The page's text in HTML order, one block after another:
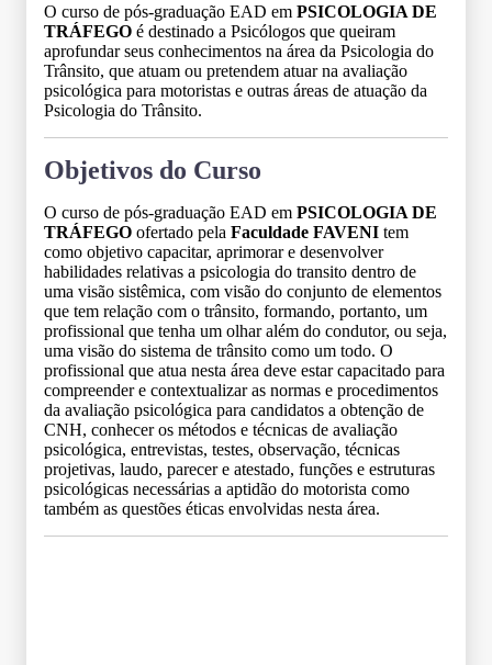
O curso de pós-graduação EAD em PSICOLOGIA DE
TRÁFEGO é destinado a Psicólogos que queiram
aprofundar seus conhecimentos na área da Psicologia do
Trânsito, que atuam ou pretendem atuar na avaliação
psicológica para motoristas e outras áreas de atuação da
Psicologia do Trânsito.
Objetivos do Curso
O curso de pós-graduação EAD em PSICOLOGIA DE
TRÁFEGO ofertado pela Faculdade FAVENI tem
como objetivo capacitar, aprimorar e desenvolver
habilidades relativas a psicologia do transito dentro de
uma visão sistêmica, com visão do conjunto de elementos
que tem relação com o trânsito, formando, portanto, um
profissional que tenha um olhar além do condutor, ou seja,
uma visão do sistema de trânsito como um todo. O
profissional que atua nesta área deve estar capacitado para
compreender e contextualizar as normas e procedimentos
da avaliação psicológica para candidatos a obtenção de
CNH, conhecer os métodos e técnicas de avaliação
psicológica, entrevistas, testes, observação, técnicas
projetivas, laudo, parecer e atestado, funções e estruturas
psicológicas necessárias a aptidão do motorista como
também as questões éticas envolvidas nesta área.